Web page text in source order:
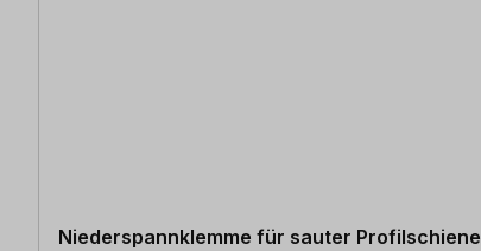
Niederspannklemme für sauter Profilschiene